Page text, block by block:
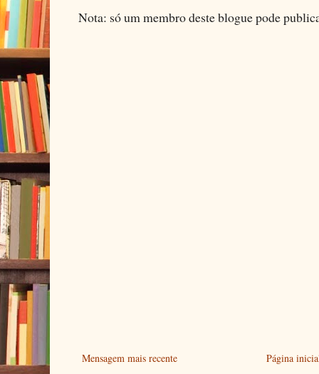
Nota: só um membro deste blogue pode
Mensagem mais recente Página